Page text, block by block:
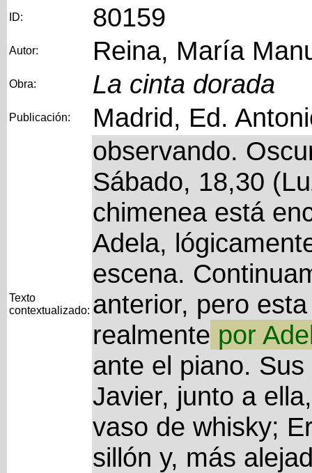
ID: 80159
Autor: Reina, María
Obra: La cinta dorada
Publicación: Madrid, Ed.
Texto
contextualizado:
observando.
Sábado, 18,30
chimenea está
Adela,
escena.
anterior, pero
realmente por
ante el piano.
Javier, junto a
vaso de whisky;
sillón y, más